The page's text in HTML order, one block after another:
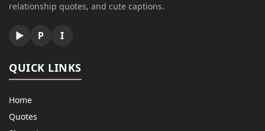
relationship quotes, and cute captions.
▶ P I
QUICK LINKS
Home
Quotes